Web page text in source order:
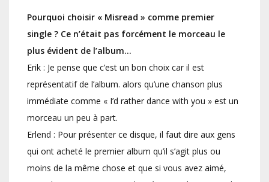
Pourquoi choisir « Misread » comme premier
single ? Ce n’était pas forcément le morceau le
plus évident de l’album…
Erik : Je pense que c’est un bon choix car il est
représentatif de l’album. alors qu’une chanson plus
immédiate comme « I’d rather dance with you » est un
morceau un peu à part.
Erlend : Pour présenter ce disque, il faut dire aux gens
qui ont acheté le premier album qu’il s’agit plus ou
moins de la même chose et que si vous avez aimé,